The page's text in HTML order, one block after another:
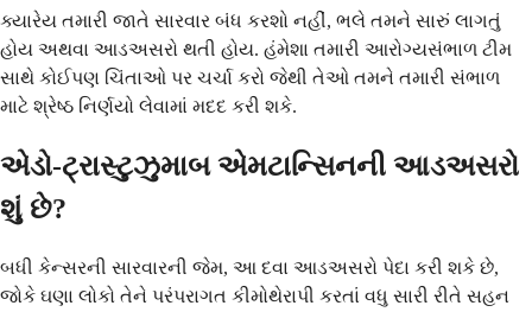
ક્યારેય તમારી જાતે સારવાર બંધ કરશો નહીં, ભલે તમને સારું લાગતું
હોય અથવા આડઅસરો થતી હોય. હંમેશા તમારી આરોગ્યસંભાળ ટીમ
સાથે કોઈપણ ચિંતાઓ પર ચર્ચા કરો જેથી તેઓ તમને તમારી સંભાળ
માટે શ્રેષ્ઠ નિર્ણયો લેવામાં મદદ કરી શકે.
એડો-ટ્રાસ્ટુઝુમાબ એમટાન્સિનની આડઅસરો
શું છે?
બધી કેન્સરની સારવારની જેમ, આ દવા આડઅસરો પેદા કરી શકે છે,
જોકે ઘણા લોકો તેને પરંપરાગત કીમોથેરાપી કરતાં વધુ સારી રીતે સહન